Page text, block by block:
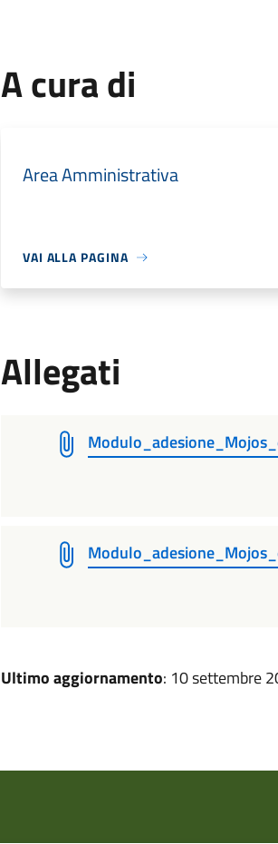
A cura di
Area Amministrativa
VAI ALLA PAGINA
Allegati
Ultimo aggiornamento: 10 settembre